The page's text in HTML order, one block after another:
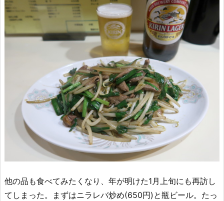
他の品も食べてみたくなり、年が明けた1月上旬にも再訪し
てしまった。まずはニラレバ炒め(650円)と瓶ビール。たっ